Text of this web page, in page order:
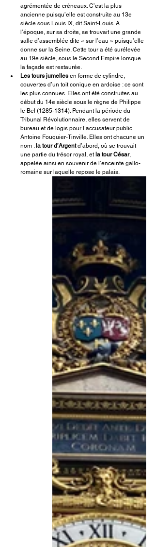
agrémentée de créneaux. C’est la plus
ancienne puisqu’elle est construite au 13e
siècle sous Louis IX, dit Saint-Louis. A
l’époque, sur sa droite, se trouvait une grande
salle d’assemblée dite « sur l’eau » puisqu’elle
donne sur la Seine. Cette tour a été surélevée
au 19e siècle, sous le Second Empire lorsque
la façade est restaurée.
Les tours jumelles en forme de cylindre,
couvertes d’un toit conique en ardoise : ce sont
les plus connues. Elles ont été construites au
début du 14e siècle sous le règne de Philippe
le Bel (1285-1314). Pendant la période du
Tribunal Révolutionnaire, elles servent de
bureau et de logis pour l’accusateur public
Antoine Fouquier-Tinville. Elles ont chacune un
nom : la tour d’Argent d’abord, où se trouvait
une partie du trésor royal, et la tour César,
appelée ainsi en souvenir de l’enceinte gallo-
romaine sur laquelle repose le palais.